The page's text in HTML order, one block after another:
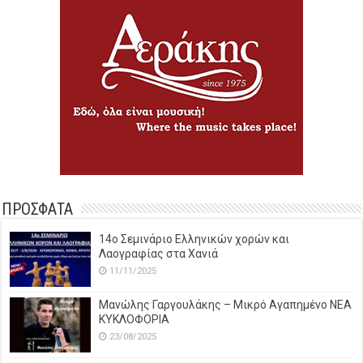
ΠΡΟΣΦΑΤΑ
14o Σεμινάριο Ελληνικών χορών και
Λαογραφίας στα Χανιά
11/11/2025
Μανώλης Γαργουλάκης – Μικρό Αγαπημένο NEΑ
ΚΥΚΛΟΦΟΡΙΑ
23/08/2025